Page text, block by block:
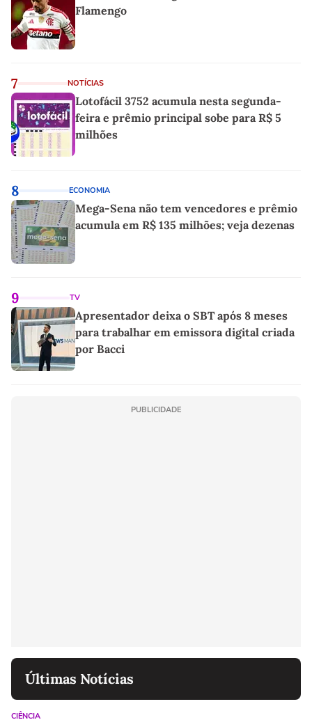
Flamengo
7 NOTÍCIAS
Lotofácil 3752 acumula nesta segunda-
feira e prêmio principal sobe para R$ 5
milhões
8 ECONOMIA
Mega-Sena não tem vencedores e prêmio
acumula em R$ 135 milhões; veja dezenas
9 TV
Apresentador deixa o SBT após 8 meses
para trabalhar em emissora digital criada
por Bacci
PUBLICIDADE
Últimas Notícias
CIÊNCIA